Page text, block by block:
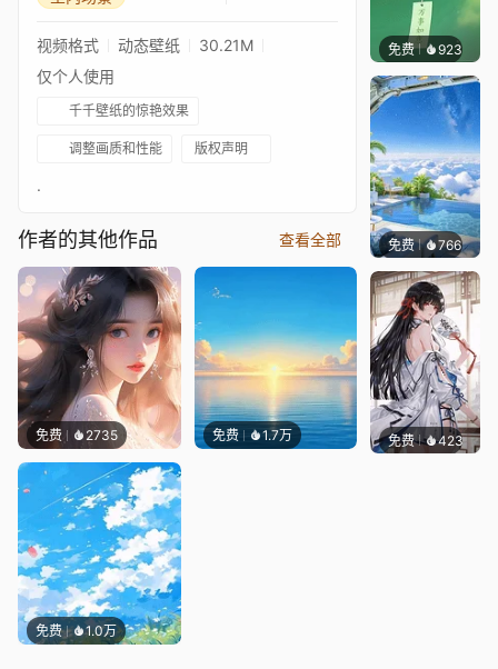
视频格式 动态壁纸
30.21M
仅个人使用
千千壁纸的惊艳效果
调整画质和性能 版权声明
.
作者的其他作品 查看全部
免费 2735 免费 1.7万
免费 1.0万
免费 923好看
免费 766豆子
免费 423豆子